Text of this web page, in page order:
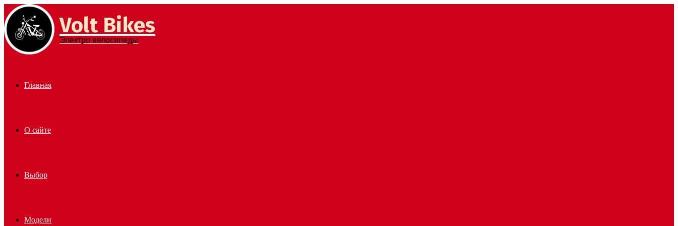
Menu Volt Bikes
Электро велосипеды
Главная
О сайте
Выбор
Модели